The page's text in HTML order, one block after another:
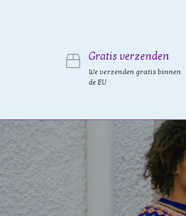
Gratis verzenden
We verzenden gratis binnen
de EU